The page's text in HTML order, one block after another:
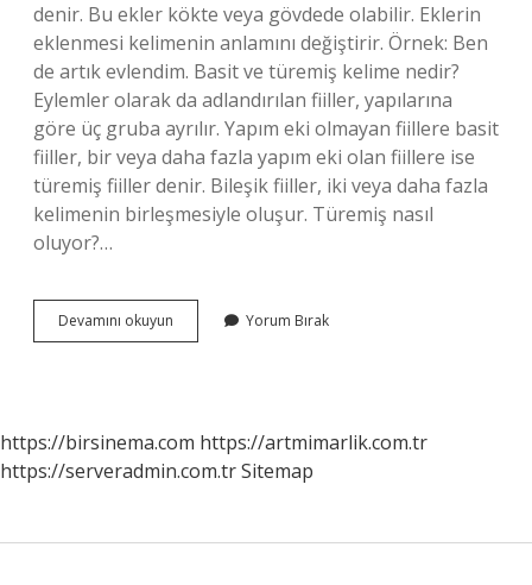
denir. Bu ekler kökte veya gövdede olabilir. Eklerin
eklenmesi kelimenin anlamını değiştirir. Örnek: Ben
de artık evlendim. Basit ve türemiş kelime nedir?
Eylemler olarak da adlandırılan fiiller, yapılarına
göre üç gruba ayrılır. Yapım eki olmayan fiillere basit
fiiller, bir veya daha fazla yapım eki olan fiillere ise
türemiş fiiller denir. Bileşik fiiller, iki veya daha fazla
kelimenin birleşmesiyle oluşur. Türemiş nasıl
oluyor?…
Devamını okuyun Türemiş
Kelime
Yorum Bırak
https://birsinema.com https://artmimarlik.com.tr
https://serveradmin.com.trSitemap